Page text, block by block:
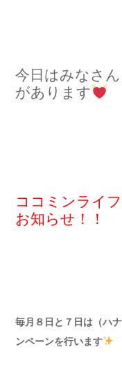
今日はみなさ
があります
ココミンライフ
お知らせ！！
毎月８日と７日は（ハ
ンペーンを行います